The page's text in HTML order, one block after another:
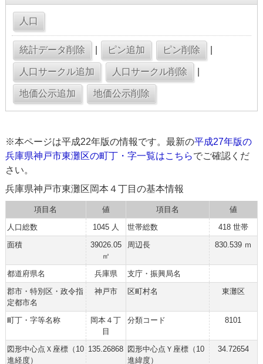
※本ページは平成22年版の情報です。最新の平成27年版の
兵庫県神戸市東灘区の町丁・字一覧はこちらでご確認くだ
さい。
兵庫県神戸市東灘区岡本４丁目の基本情報
項目名 値 項目名
値
人口総数
1045 人 世帯総数
418 世帯
面積
39026.05
㎡
周辺長 830.539 ｍ
都道府県名 兵庫県
支庁・振興局名
郡市・特別区・政令指
定都市名
神戸市 区町村名 東灘区
町丁・字等名称
岡本４丁
目
分類コード 8101
図形中心点Ｘ座標（10
進経度）
135.26868 図形中心点Ｙ座標（10
進緯度）
34.72654